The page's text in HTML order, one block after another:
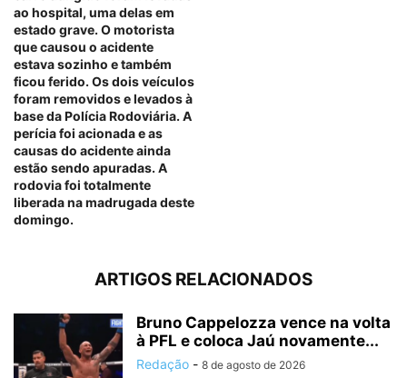
ao hospital, uma delas em
estado grave. O motorista
que causou o acidente
estava sozinho e também
ficou ferido. Os dois veículos
foram removidos e levados à
base da Polícia Rodoviária. A
perícia foi acionada e as
causas do acidente ainda
estão sendo apuradas. A
rodovia foi totalmente
liberada na madrugada deste
domingo.
ARTIGOS RELACIONADOS
Bruno Cappelozza vence na volta
à PFL e coloca Jaú novamente...
Redação - 8 de agosto de 2026